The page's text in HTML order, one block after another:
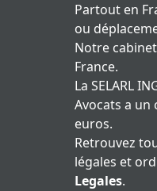
Partout en
ou
Notre
France.
La SELARL
Avocats a un
euros.
Retrouvez
légales et
Legales.